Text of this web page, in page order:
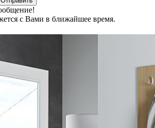
с Вами в ближайшее время.